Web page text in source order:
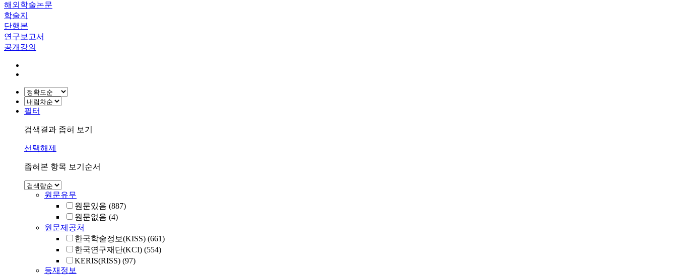
해외학술논문
학술지
단행본
연구보고서
공개강의
필터
검색결과 좁혀 보기
선택해제
좁혀본 항목 보기순서
원문유무
원문있음 (887)
원문없음 (4)
원문제공처
한국학술정보(KISS) (661)
한국연구재단(KCI) (554)
KERIS(RISS) (97)
등재정보